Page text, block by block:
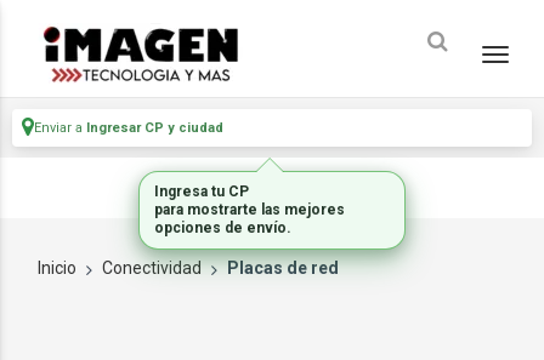
Enviar a Ingresar CP y ciudad
Inicio Conectividad Placas de red
Ingresa tu CP
para mostrarte las mejores
opciones de envío.